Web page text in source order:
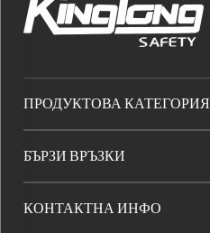
ПРОДУКТОВА КАТЕГОРИЯ
БЪРЗИ ВРЪЗКИ
КОНТАКТНА ИНФО